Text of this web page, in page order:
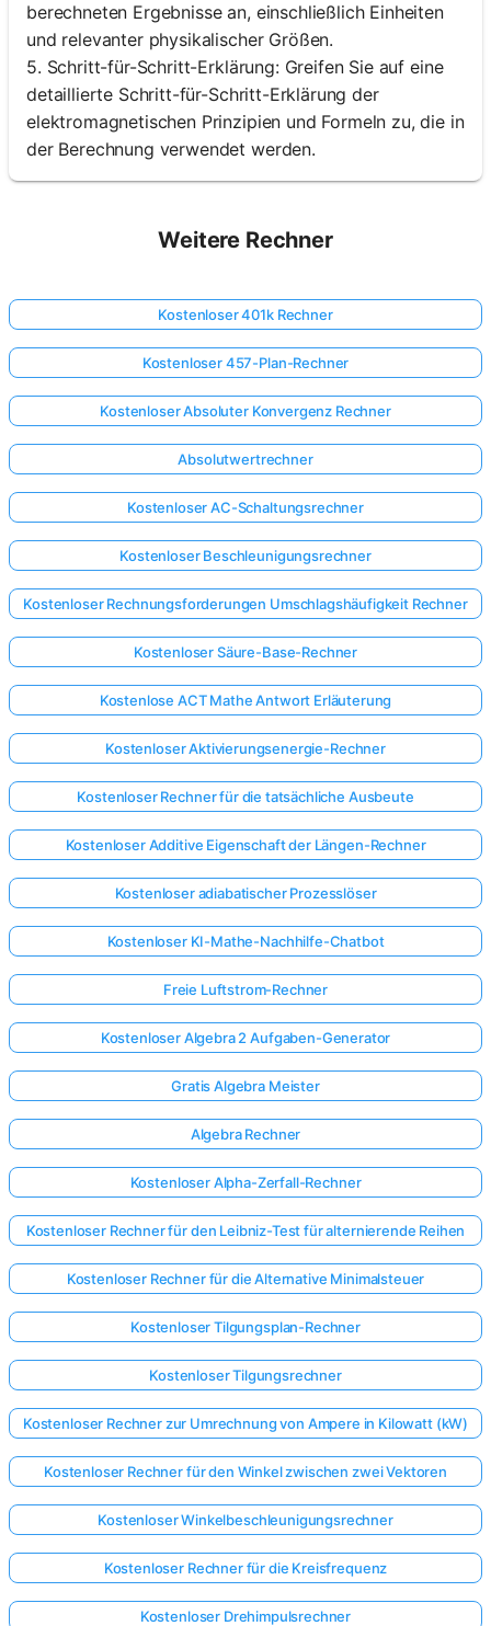
berechneten Ergebnisse an, einschließlich Einheiten
und relevanter physikalischer Größen.
5. Schritt-für-Schritt-Erklärung: Greifen Sie auf eine
detaillierte Schritt-für-Schritt-Erklärung der
elektromagnetischen Prinzipien und Formeln zu, die in
der Berechnung verwendet werden.
Weitere Rechner
Kostenloser 401k Rechner
Kostenloser 457-Plan-Rechner
Kostenloser Absoluter Konvergenz Rechner
Absolutwertrechner
Kostenloser AC-Schaltungsrechner
Kostenloser Beschleunigungsrechner
Kostenloser Rechnungsforderungen Umschlagshäufigkeit Rechner
Kostenloser Säure-Base-Rechner
Kostenlose ACT Mathe Antwort Erläuterung
Kostenloser Aktivierungsenergie-Rechner
Kostenloser Rechner für die tatsächliche Ausbeute
Kostenloser Additive Eigenschaft der Längen-Rechner
Kostenloser adiabatischer Prozesslöser
Kostenloser KI-Mathe-Nachhilfe-Chatbot
Freie Luftstrom-Rechner
Kostenloser Algebra 2 Aufgaben-Generator
Gratis Algebra Meister
Algebra Rechner
Kostenloser Alpha-Zerfall-Rechner
Kostenloser Rechner für den Leibniz-Test für alternierende Reihen
Kostenloser Rechner für die Alternative Minimalsteuer
Kostenloser Tilgungsplan-Rechner
Kostenloser Tilgungsrechner
Kostenloser Rechner zur Umrechnung von Ampere in Kilowatt (kW)
Kostenloser Rechner für den Winkel zwischen zwei Vektoren
Kostenloser Winkelbeschleunigungsrechner
Kostenloser Rechner für die Kreisfrequenz
Kostenloser Drehimpulsrechner